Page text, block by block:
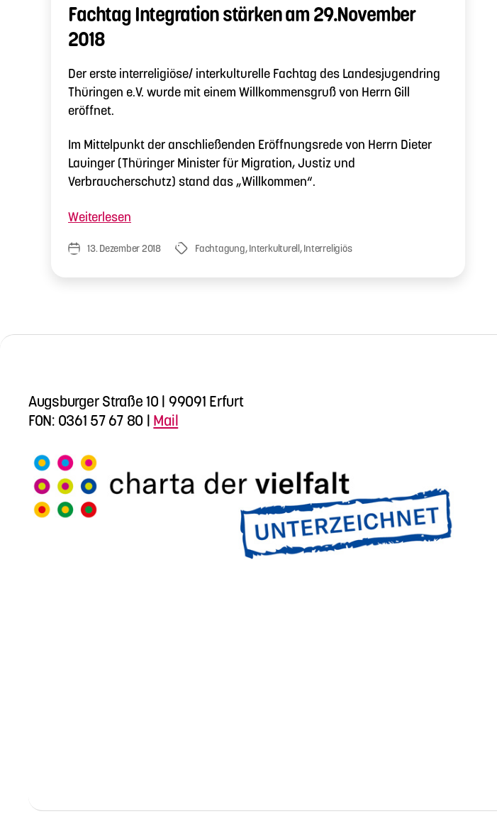
Fachtag Integration stärken am 29.November
2018
Der erste interreligiöse/ interkulturelle Fachtag des Landesjugendring
Thüringen e.V. wurde mit einem Willkommensgruß von Herrn Gill
eröffnet.
Im Mittelpunkt der anschließenden Eröffnungsrede von Herrn Dieter
Lauinger (Thüringer Minister für Migration, Justiz und
Verbraucherschutz) stand das „Willkommen“.
Weiterlesen
stärken
am
Veröffentlichungsdatum
13. Dezember 2018 Schlagwörter
Fachtagung,Interkulturell,Interreligiös
Augsburger Straße 10 | 99091 Erfurt
FON: 0361 57 67 80 | Mail